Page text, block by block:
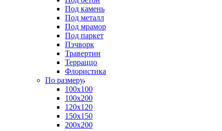
Под камень
Под металл
Под мрамор
Под паркет
Пэчворк
Травертин
Терраццо
Флористика
По размеру
100х100
100х200
120х120
150х150
200х200